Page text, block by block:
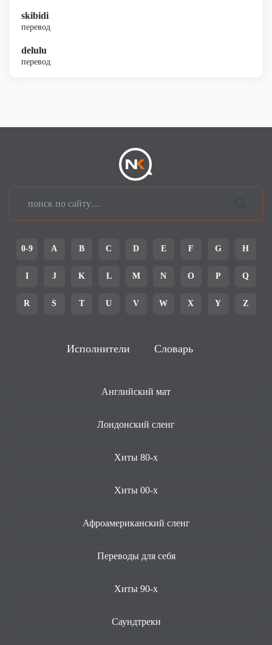
skibidi
перевод
delulu
перевод
0-9 A B C D E F G H
I J K L M N O P Q
R S T U V W X Y Z
Исполнители Словарь
Английский мат
Лондонский сленг
Хиты 80-х
Хиты 00-х
Афроамериканский сленг
Переводы для себя
Хиты 90-х
Саундтреки